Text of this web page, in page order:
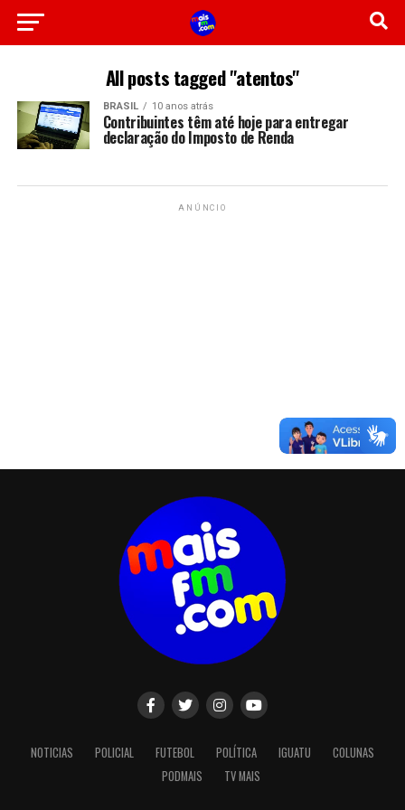
All posts tagged "atentos"
BRASIL 10 anos atrás
Contribuintes têm até hoje para entregar
declaração do Imposto de Renda
ANÚNCIO
NOTICIAS POLICIAL FUTEBOL POLÍTICA IGUATU
COLUNAS
PODMAIS
TV MAIS